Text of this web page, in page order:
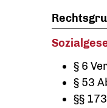
§ 6
§ 53
§§